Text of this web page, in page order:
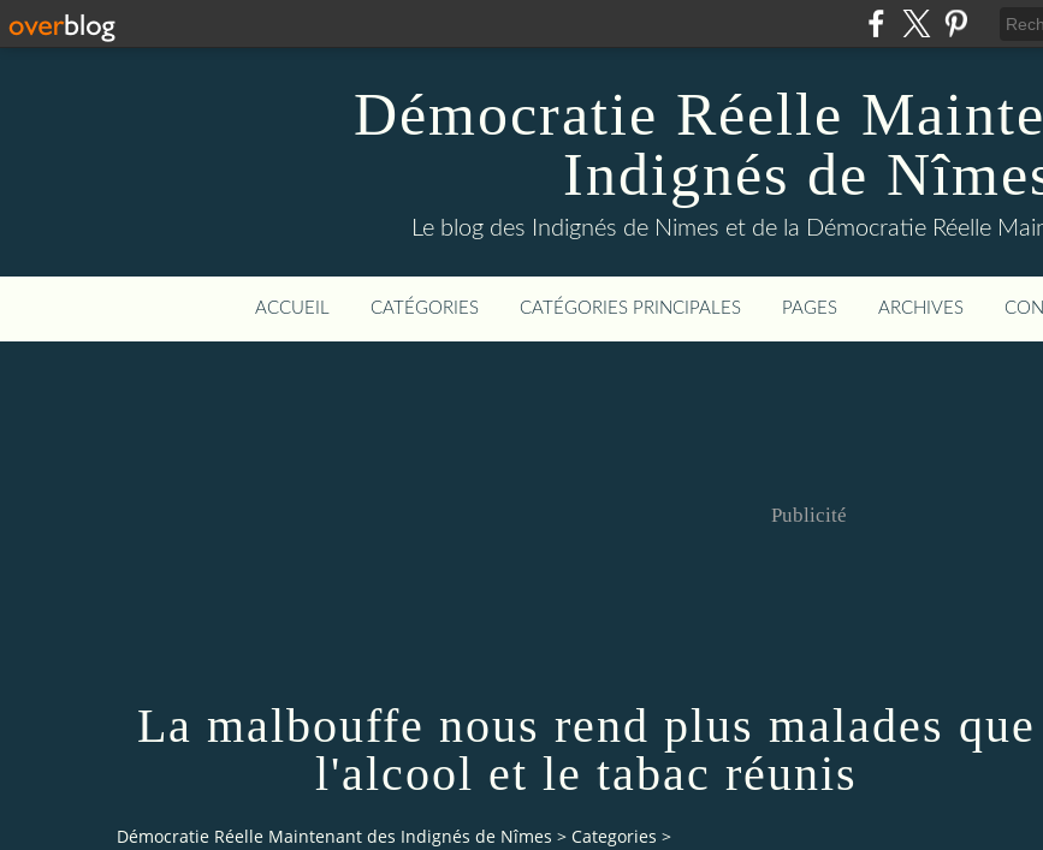
Démocratie Réelle
Indignés de
Le blog des Indignés de Nimes et de la Démocratie Réelle
ACCUEIL CATÉGORIES CATÉGORIES PRINCIPALES PAGES ARCHIVES
Publicité
La malbouffe nous rend plus malades que
l'alcool et le tabac réunis
Démocratie Réelle Maintenant des Indignés de Nîmes > Categories >